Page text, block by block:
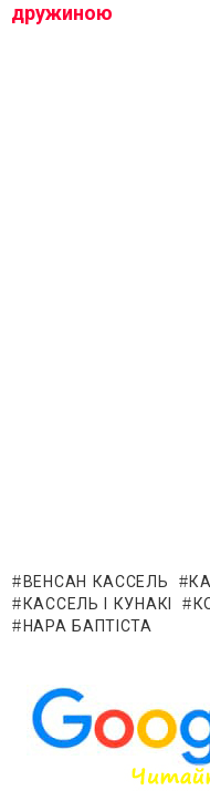
дружиною
ВЕНСАН КАССЕЛЬ
КАССЕЛЬ І КУНАКІ
НАРА БАПТІСТА